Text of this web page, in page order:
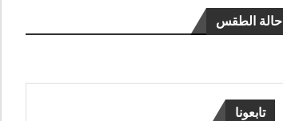
حالة الطقس
تابعونا